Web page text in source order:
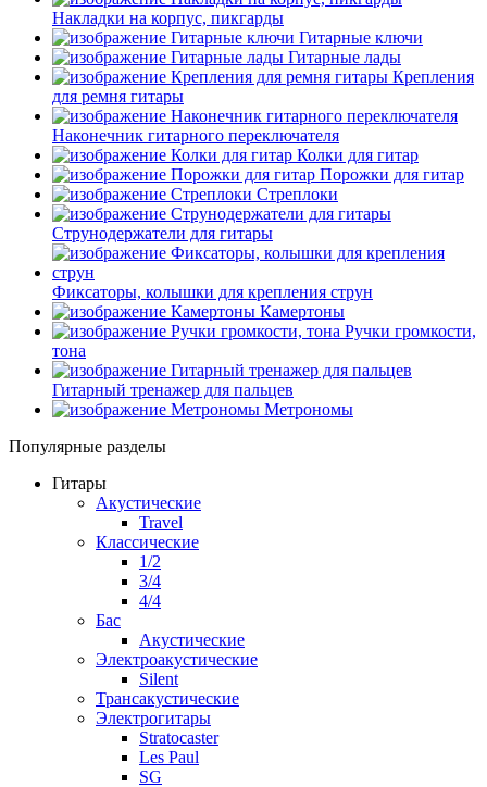
Накладки на корпус, пикгарды
Гитарные ключи
Гитарные лады
Крепления
для ремня гитары
Наконечник гитарного переключателя
Колки для гитар
Порожки для гитар
Стреплоки
Струнодержатели для гитары
Фиксаторы, колышки для крепления струн
Камертоны
Ручки громкости,
тона
Гитарный тренажер для пальцев
Метрономы
Популярные разделы
Гитары
Акустические
Travel
Классические
1/2
3/4
4/4
Бас
Акустические
Электроакустические
Silent
Трансакустические
Электрогитары
Stratocaster
Les Paul
SG